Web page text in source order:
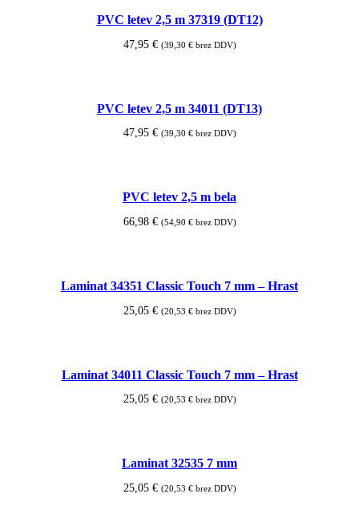
strani
PVC letev 2,5 m 37319 (DT12)
47,95 € (39,30 €brez DDV)
PVC letev 2,5 m 34011 (DT13)
47,95 € (39,30 €brez DDV)
PVC letev 2,5 m bela
66,98 € (54,90 €brez DDV)
Laminat 34351 Classic Touch 7 mm – Hrast
25,05 € (20,53 €brez DDV)
Laminat 34011 Classic Touch 7 mm – Hrast
25,05 € (20,53 €brez DDV)
Laminat 32535 7 mm
25,05 € (20,53 €brez DDV)